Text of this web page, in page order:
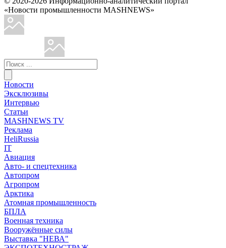
«Новости промышленности MASHNEWS»
Новости
Эксклюзивы
Интервью
Статьи
MASHNEWS TV
Реклама
HeliRussia
IT
Авиация
Авто- и спецтехника
Автопром
Агропром
Арктика
Атомная промышленность
БПЛА
Военная техника
Вооружённые силы
Выставка "НЕВА"